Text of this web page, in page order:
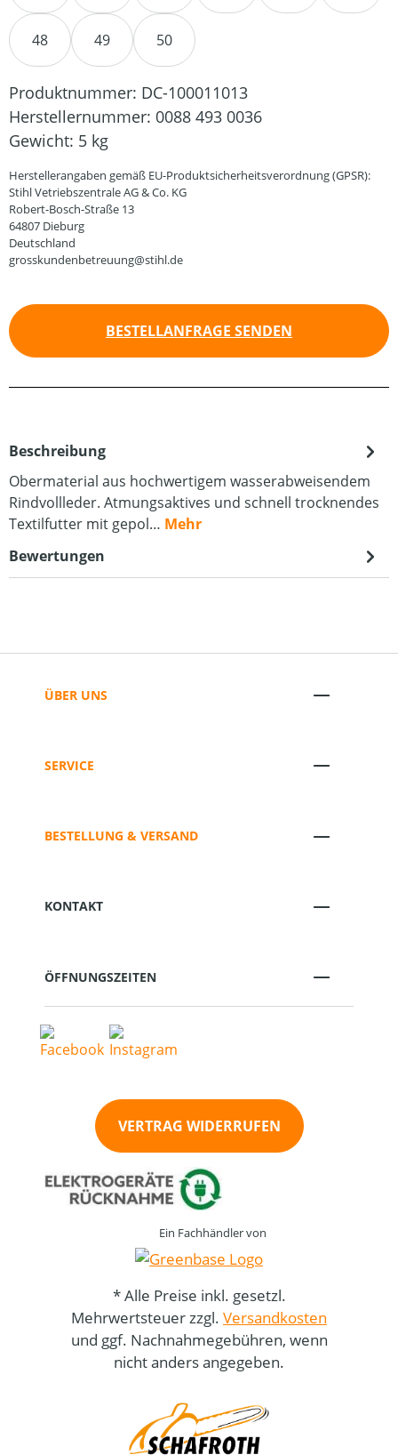
48 49 50
Produktnummer: DC-100011013
Herstellernummer: 0088 493 0036
Gewicht: 5 kg
Herstellerangaben gemäß EU-Produktsicherheitsverordnung (GPSR):
Stihl Vetriebszentrale AG & Co. KG
Robert-Bosch-Straße 13
64807 Dieburg
Deutschland
grosskundenbetreuung@stihl.de
BESTELLANFRAGE SENDEN
Beschreibung
Obermaterial aus hochwertigem wasserabweisendem
Rindvollleder. Atmungsaktives und schnell trocknendes
Textilfutter mit gepol… Mehr
Bewertungen
ÜBER UNS
SERVICE
BESTELLUNG & VERSAND
KONTAKT
ÖFFNUNGSZEITEN
VERTRAG WIDERRUFEN
Ein Fachhändler von
* Alle Preise inkl. gesetzl.
Mehrwertsteuer zzgl. Versandkosten
und ggf. Nachnahmegebühren, wenn
nicht anders angegeben.